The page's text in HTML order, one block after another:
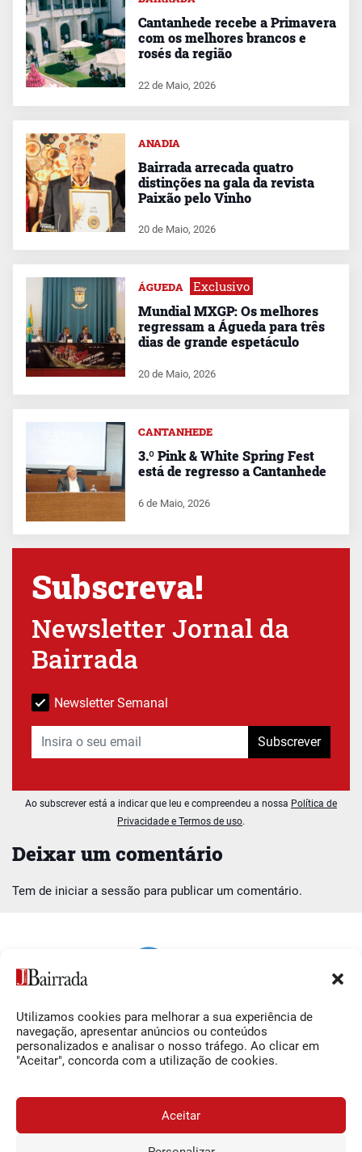
Utilizamos cookies para melhorar a sua experiência de
navegação, apresentar anúncios ou conteúdos
personalizados e analisar o nosso tráfego. Ao clicar em
"Aceitar", concorda com a utilização de cookies.
Aceitar
Deixar um comentário
Tem de iniciar a sessão para publicar um comentário.
Cantanhede recebe a Primavera
com os melhores brancos e
rosés da região
22 de Maio, 2026
ANADIA
Bairrada arrecada quatro
distinções na gala da revista
Paixão pelo Vinho
20 de Maio, 2026
ÁGUEDA Exclusivo
Mundial MXGP: Os melhores
regressam a Águeda para três
dias de grande espetáculo
20 de Maio, 2026
CANTANHEDE
3.º Pink & White Spring Fest
está de regresso a Cantanhede
6 de Maio, 2026
Subscreva!
Newsletter Jornal da
Bairrada
Newsletter Semanal
Subscrever
Ao subscrever está a indicar que leu e compreendeu a nossa Política de
Privacidade e Termos de uso.
Siga-nos
Facebook
O Jornal da Bairrada
Contactos
Termos e Condições